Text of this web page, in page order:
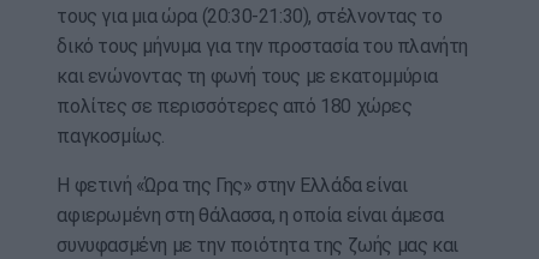
τους για μια ώρα (20:30-21:30), στέλνοντας το
δικό τους μήνυμα για την προστασία του πλανήτη
και ενώνοντας τη φωνή τους με εκατομμύρια
πολίτες σε περισσότερες από 180 χώρες
παγκοσμίως.
Η φετινή «Ώρα της Γης» στην Ελλάδα είναι
αφιερωμένη στη θάλασσα, η οποία είναι άμεσα
συνυφασμένη με την ποιότητα της ζωής μας και